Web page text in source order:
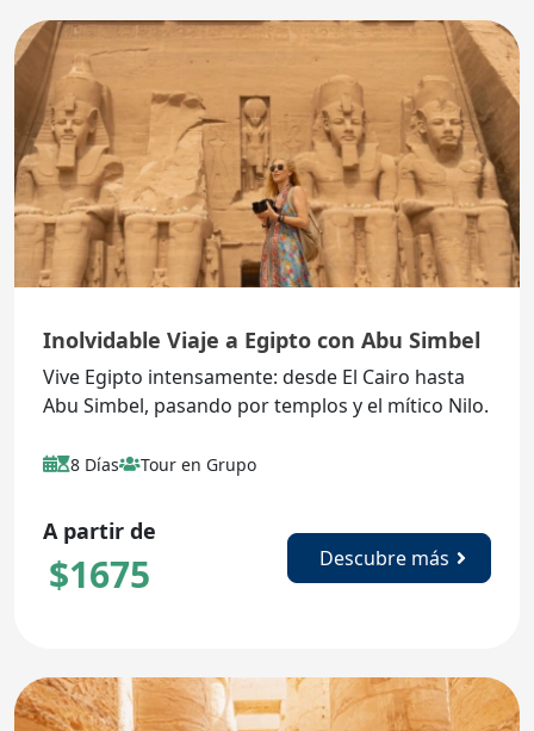
Inolvidable Viaje a Egipto con Abu Simbel
Vive Egipto intensamente: desde El Cairo hasta
Abu Simbel, pasando por templos y el mítico Nilo.
8 Días Tour en Grupo
A partir de
$1675 Descubre más